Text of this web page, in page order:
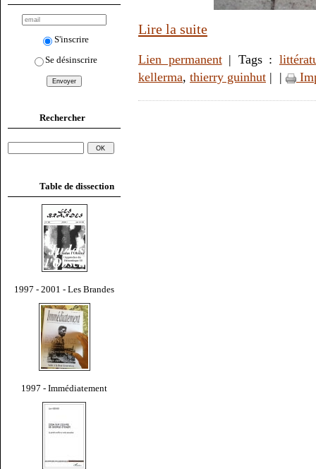
S'inscrire
Se désinscrire
Rechercher
Table de dissection
1997 - 2001 - Les Brandes
1997 - Immédiatement
Lire la suite
Lien permanent| Tags :
kellerma, thierry guinhut | |